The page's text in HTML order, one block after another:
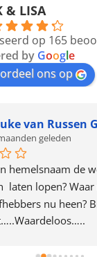
& LISA
op 165
by Google
ons op
van Russen
geleden
hemelsnaam de
laten lopen?
nu heen?